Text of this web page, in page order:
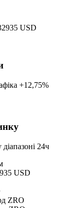
USD
+12,75%
24ч
USD
ZRO